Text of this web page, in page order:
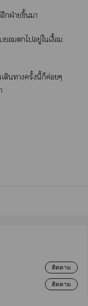
กฝ่ายขึ้นา
ไอยู่ใเงื้อม
ดินาครั้งนี้ก็ค่อยๆ
ติดตาม
ติดตาม